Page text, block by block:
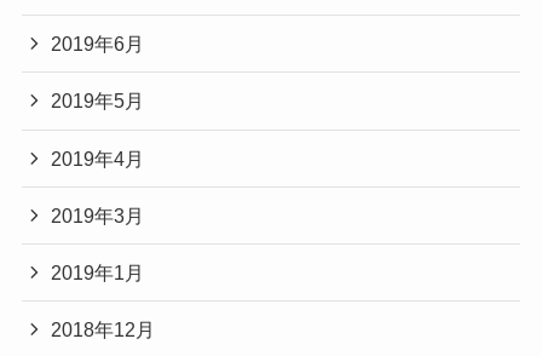
2019年6月
2019年5月
2019年4月
2019年3月
2019年1月
2018年12月